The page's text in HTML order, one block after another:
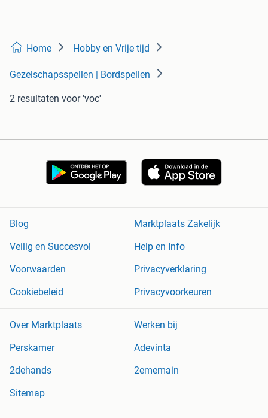
Home Hobby en Vrije tijd
Gezelschapsspellen | Bordspellen
2 resultaten voor 'voc'
Blog
Marktplaats Zakelijk
Veilig en Succesvol
Help en Info
Voorwaarden
Privacyverklaring
Cookiebeleid
Privacyvoorkeuren
Over Marktplaats
Werken bij
Perskamer
Adevinta
2dehands
2ememain
Sitemap